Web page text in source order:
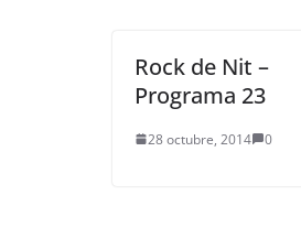
Rock de Nit –
Programa 23
28 octubre, 2014 0